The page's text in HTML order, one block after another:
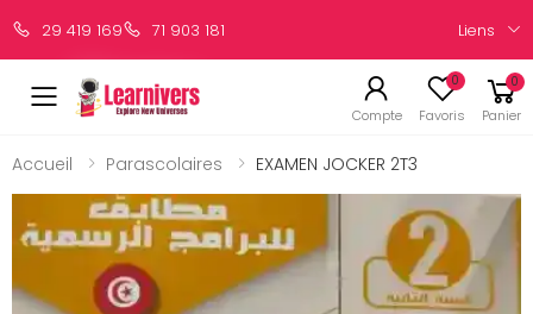
29 419 169 71 903 181 Liens
Compte
0
Favoris
0
Panier
Accueil Parascolaires EXAMEN JOCKER 2T3